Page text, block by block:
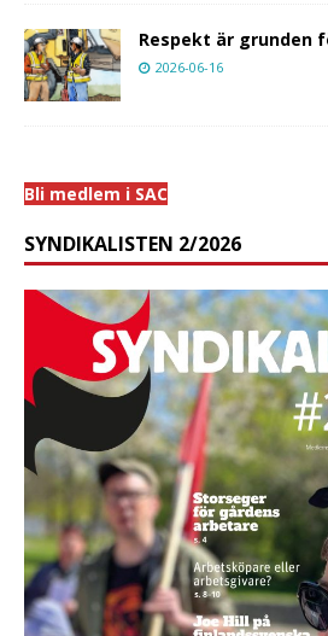
Respekt är grunden
2026-06-16
Bli medlem i SAC
SYNDIKALISTEN 2/2026